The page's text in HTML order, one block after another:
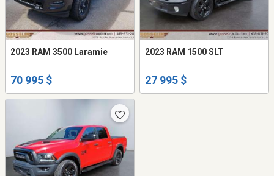
2023 RAM 3500 Laramie
70 995 $
2023 RAM 1500 SLT
27 995 $